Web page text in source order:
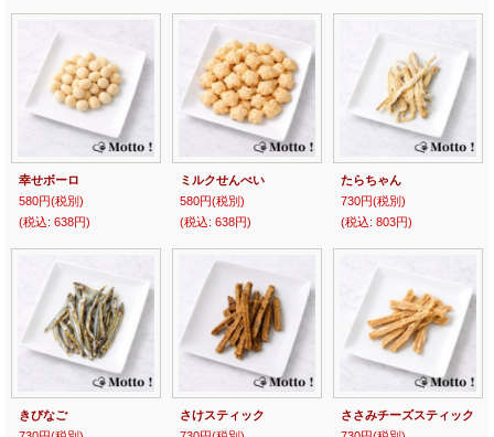
幸せボーロ
580円(税別)
(税込: 638円)
ミルクせんべい
580円(税別)
(税込: 638円)
たらちゃん
730円(税別)
(税込: 803円)
きびなご
さけスティック
ささみチーズスティック